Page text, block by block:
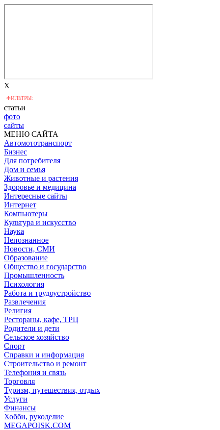
X
ФИЛЬТРЫ:
статьи
фото
сайты
МЕНЮ САЙТА
Автомототранспорт
Бизнес
Для потребителя
Дом и семья
Животные и растения
Здоровье и медицина
Интересные сайты
Интернет
Компьютеры
Культура и искусство
Наука
Непознанное
Новости, СМИ
Образование
Общество и государство
Промышленность
Психология
Работа и трудоустройство
Развлечения
Религия
Рестораны, кафе, ТРЦ
Родители и дети
Сельское хозяйство
Спорт
Справки и информация
Строительство и ремонт
Телефония и связь
Торговля
Туризм, путешествия, отдых
Услуги
Финансы
Хобби, рукоделие
MEGAPOISK.COM